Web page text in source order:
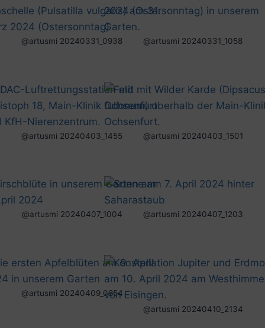
@artusmi 20240331_0938 @artusmi 20240331_1058
@artusmi 20240403_1455 @artusmi 20240403_1501
@artusmi 20240407_1004 @artusmi 20240407_1203
@artusmi 20240409_0854
@artusmi 20240410_2134